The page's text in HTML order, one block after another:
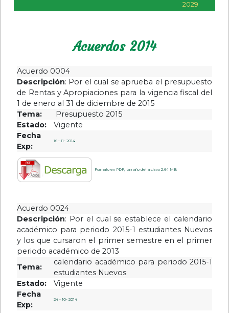
Resoluciones
Resoluciones
2021
Resoluciones
2020
Resoluciones
2019
Resoluciones
Resoluciones
Resoluciones
2016
Resoluciones
2015
Resoluciones
2014
2019
2017
Acuerdos
Acuerdos
2029
Acuerdos 2014
Acuerdo 0004
Descripción: Por el cual se aprueba el presupuesto
de Rentas y Apropiaciones para la vigencia fiscal del
1 de enero al 31 de diciembre de 2015
Tema:
Presupuesto 2015
Estado:
Vigente
Fecha
Exp:
16 - 11- 2014
Formato en PDF, tamaño del archivo 2.64 MB
Acuerdo 0024
Descripción: Por el cual se establece el calendario
académico para periodo 2015-1 estudiantes Nuevos
y los que cursaron el primer semestre en el primer
periodo académico de 2013
Tema:
calendario académico para periodo 2015-1
estudiantes Nuevos
Estado:
Vigente
Fecha
Exp:
24 - 10- 2014